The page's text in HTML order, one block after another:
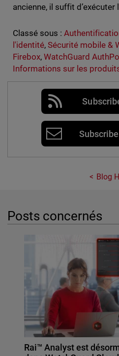
ancienne, il suffit d’exécuter
Classé sous :
l'identité, Sécurité mobile &
Firebox, WatchGuard
Informations sur les
Blog
Posts concernés
Rai™ Analyst est